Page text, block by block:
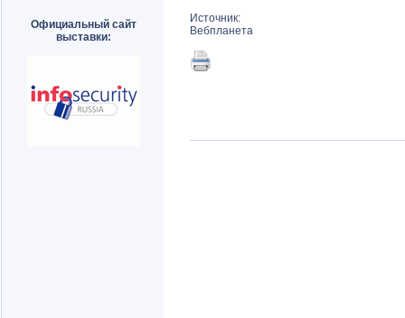
Официальный сайт
выставки:
Источник:
Вебпланета